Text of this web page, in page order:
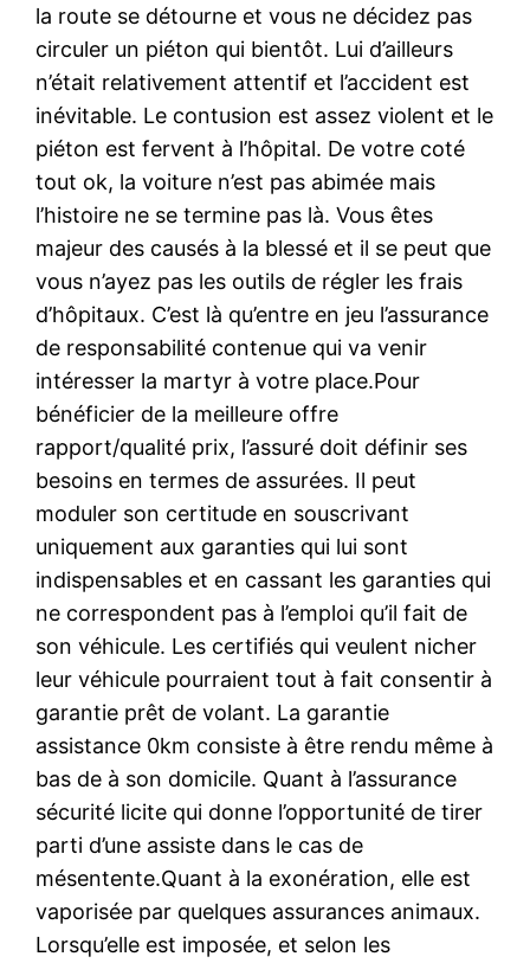
la route se détourne et vous ne décidez pas
circuler un piéton qui bientôt. Lui d’ailleurs
n’était relativement attentif et l’accident est
inévitable. Le contusion est assez violent et le
piéton est fervent à l’hôpital. De votre coté
tout ok, la voiture n’est pas abimée mais
l’histoire ne se termine pas là. Vous êtes
majeur des causés à la blessé et il se peut que
vous n’ayez pas les outils de régler les frais
d’hôpitaux. C’est là qu’entre en jeu l’assurance
de responsabilité contenue qui va venir
intéresser la martyr à votre place.Pour
bénéficier de la meilleure offre
rapport/qualité prix, l’assuré doit définir ses
besoins en termes de assurées. Il peut
moduler son certitude en souscrivant
uniquement aux garanties qui lui sont
indispensables et en cassant les garanties qui
ne correspondent pas à l’emploi qu’il fait de
son véhicule. Les certifiés qui veulent nicher
leur véhicule pourraient tout à fait consentir à
garantie prêt de volant. La garantie
assistance 0km consiste à être rendu même à
bas de à son domicile. Quant à l’assurance
sécurité licite qui donne l’opportunité de tirer
parti d’une assiste dans le cas de
mésentente.Quant à la exonération, elle est
vaporisée par quelques assurances animaux.
Lorsqu’elle est imposée, et selon les